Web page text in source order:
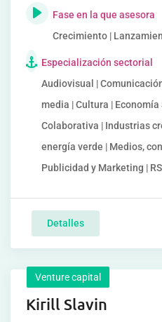
Fase en la que asesora
Crecimiento |
Especialización sectorial
Audiovisual |
media | Cultura | Economía
Colaborativa | Industrias
energía verde | Medios,
Publicidad y Marketing |
Detalles
Venture capital
Kirill Slavin